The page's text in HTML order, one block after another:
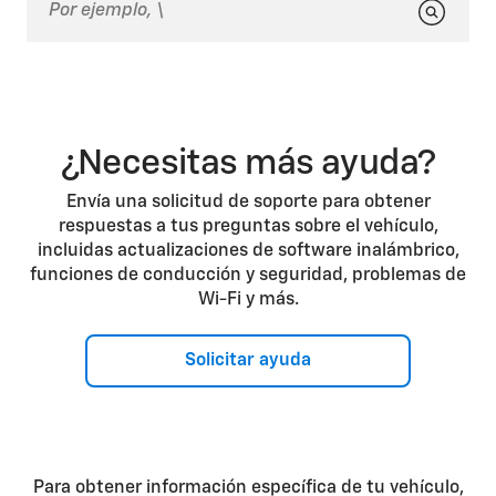
¿Necesitas más ayuda?
Envía una solicitud de soporte para obtener
respuestas a tus preguntas sobre el vehículo,
incluidas actualizaciones de software inalámbrico,
funciones de conducción y seguridad, problemas de
Wi-Fi y más.
Solicitar ayuda
Para obtener información específica de tu vehículo,